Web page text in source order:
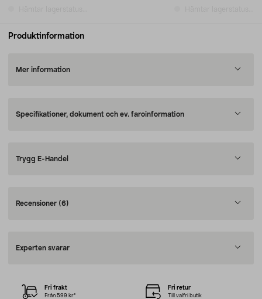
Produktinformation
Mer information
Specifikationer, dokument och ev. faroinformation
Trygg E-Handel
Recensioner (6)
Experten svarar
Fri frakt
Från 599 kr*
Fri retur
Till valfri butik